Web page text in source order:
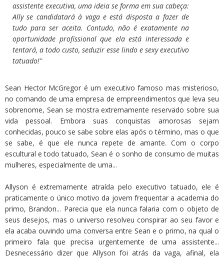
assistente executiva, uma ideia se forma em sua cabeça:
Ally se candidatará à vaga e está disposta a fazer de
tudo para ser aceita. Contudo, não é exatamente na
oportunidade profissional que ela está interessada e
tentará, a todo custo, seduzir esse lindo e sexy executivo
tatuado!"
Sean Hector McGregor é um executivo famoso mas misterioso,
no comando de uma empresa de empreendimentos que leva seu
sobrenome, Sean se mostra extremamente reservado sobre sua
vida pessoal. Embora suas conquistas amorosas sejam
conhecidas, pouco se sabe sobre elas após o término, mas o que
se sabe, é que ele nunca repete de amante. Com o corpo
escultural e todo tatuado, Sean é o sonho de consumo de muitas
mulheres, especialmente de uma...
Allyson é extremamente atraída pelo executivo tatuado, ele é
praticamente o único motivo da jovem frequentar a academia do
primo, Brandon... Parecia que ela nunca falaria com o objeto de
seus desejos, mas o universo resolveu conspirar ao seu favor e
ela acaba ouvindo uma conversa entre Sean e o primo, na qual o
primeiro fala que precisa urgentemente de uma assistente...
Desnecessário dizer que Allyson foi atrás da vaga, afinal, ela